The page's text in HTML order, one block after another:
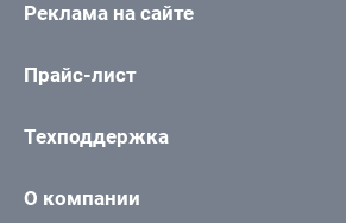
Реклама на сайте
Прайс-лист
Техподдержка
О компании